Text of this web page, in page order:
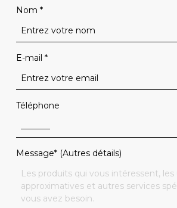
Nom *
E-mail *
Téléphone
Message* (Autres détails)